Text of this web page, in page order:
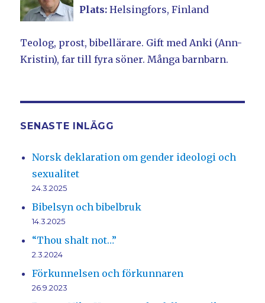
Plats: Helsingfors, Finland
Teolog, prost, bibellärare. Gift med Anki (Ann-
Kristin), far till fyra söner. Många barnbarn.
SENASTE INLÄGG
Norsk deklaration om gender ideologi och
sexualitet
24.3.2025
Bibelsyn och bibelbruk
14.3.2025
“Thou shalt not…”
2.3.2024
Förkunnelsen och förkunnaren
26.9.2023